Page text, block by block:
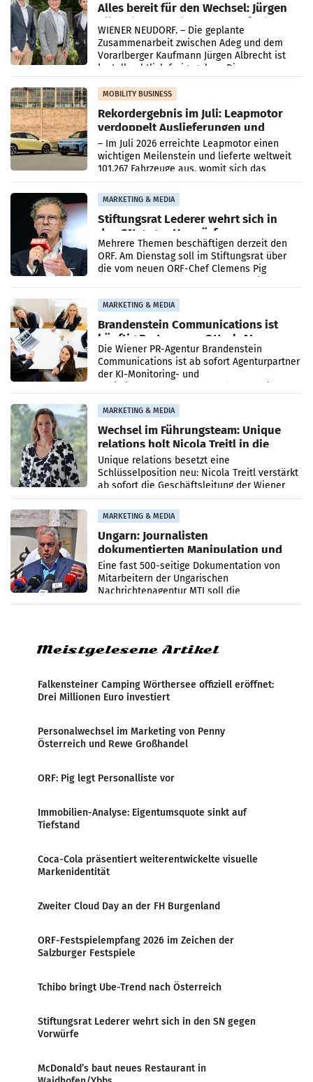
Alles bereit für den Wechsel: Jürgen
Albrecht setzt ab 1.1.2027 auf Adeg
WIENER NEUDORF. – Die geplante
Zusammenarbeit zwischen Adeg und dem
Vorarlberger Kaufmann Jürgen Albrecht ist
kartellrechtlich freigegeben: Die
Bundeswettbewerbsbehörde und der
Bundeskartellanwalt
MOBILITY BUSINESS
Rekordergebnis im Juli: Leapmotor
verdoppelt Auslieferungen und
überschreitet die 100.000er-Marke
– Im Juli 2026 erreichte Leapmotor einen
wichtigen Meilenstein und lieferte weltweit
101.267 Fahrzeuge aus, womit sich das
Ergebnis gegenüber Juli 2025 mehr als
verdoppelte (+102
MARKETING & MEDIA
Stiftungsrat Lederer wehrt sich in
den SN gegen Vorwürfe
Mehrere Themen beschäftigen derzeit den
ORF. Am Dienstag soll im Stiftungsrat über
die vom neuen ORF-Chef Clemens Pig
MARKETING & MEDIA
Brandenstein Communications ist
künftig Partner von OtterlyAI
Die Wiener PR-Agentur Brandenstein
Communications ist ab sofort Agenturpartner
der KI-Monitoring- und
MARKETING & MEDIA
Wechsel im Führungsteam: Unique
relations holt Nicola Treitl in die
Geschäftsleitung
Unique relations besetzt eine
Schlüsselposition neu: Nicola Treitl verstärkt
ab sofort die Geschäftsleitung der Wiener
PR-Agentur an der Seite von Josef Kalina und
Anna Kalina-Mahr.
MARKETING & MEDIA
Ungarn: Journalisten
dokumentierten Manipulation und
Zensur
Eine fast 500-seitige Dokumentation von
Mitarbeitern der Ungarischen
Nachrichtenagentur MTI soll die
systematische Nachrichten-Manipulation und
Meistgelesene Artikel
Falkensteiner Camping Wörthersee offiziell eröffnet:
Drei Millionen Euro investiert
Personalwechsel im Marketing von Penny
Österreich und Rewe Großhandel
ORF: Pig legt Personalliste vor
Immobilien-Analyse: Eigentumsquote sinkt auf
Tiefstand
Coca-Cola präsentiert weiterentwickelte visuelle
Markenidentität
Zweiter Cloud Day an der FH Burgenland
ORF-Festspielempfang 2026 im Zeichen der
Salzburger Festspiele
Tchibo bringt Ube-Trend nach Österreich
Stiftungsrat Lederer wehrt sich in den SN gegen
Vorwürfe
McDonald’s baut neues Restaurant in